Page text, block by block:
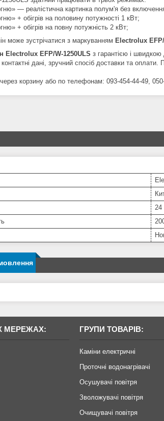
― реалістична картинка полум'я без включення
+ обігрів на половину потужності 1 кВт;
+ обігрів на повну потужність 2 кВт;
може зустрічатися з маркуванням Electrolux
Electrolux EFP/W-1250ULS з гарантією і
контактні дані, зручний спосіб доставки та
корзину або по телефонам: 093-454-44-49,
24
МЕРЕЖАХ: ГРУПИ ТОВАРІВ:
Каміни електричні
Проточні водонагрівачі
Осушувачі повітря
Зволожувачі повітря
Очищувачі повітря